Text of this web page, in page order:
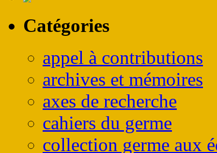
Catégories
appel à contributions
archives et mémoires
axes de recherche
cahiers du germe
collection germe aux